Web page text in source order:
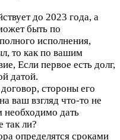
до 2023 года, а
быть по
исполнения,
то как по вашим
Если первое есть долг,
датой.
стороны его
ваш взгляд что-то не
необходимо дать
так ли?
определятся сроками